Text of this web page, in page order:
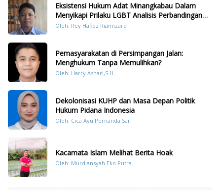
Eksistensi Hukum Adat Minangkabau Dalam
Menyikapi Prilaku LGBT Analisis Perbandingan
Dengan Hukum Pidana
Oleh: Rey Hafidz Riamizard
Pemasyarakatan di Persimpangan Jalan:
Menghukum Tanpa Memulihkan?
Oleh: Harry Ashari,S.H.
Dekolonisasi KUHP dan Masa Depan Politik
Hukum Pidana Indonesia
Oleh: Cica Ayu Pernanda Sari
Kacamata Islam Melihat Berita Hoak
Oleh: Murdiansyah Eko Putra